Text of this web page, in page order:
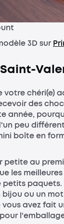
3D sur
votre chéri(e)
des
année,
peu
boîte en
petite au
les
petits
ou un
avez fait